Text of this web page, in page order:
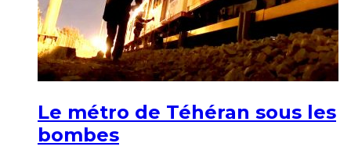
Le métro de Téhéran sous les
bombes